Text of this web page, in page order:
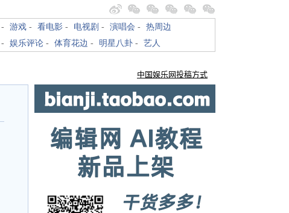
- 游戏 - 看电影 - 电视剧 - 演唱会 - 热周边
- 娱乐评论 - 体育花边 - 明星八卦 - 艺人